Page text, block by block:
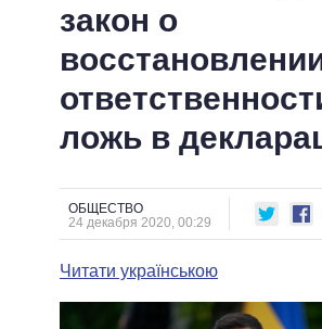
СОБЫТИЯ
СТАТЬИ
ОБЗОРЫ
ДАЙДЖЕСТЫ
ПРЕЗИДЕНТ И ОФИС
ВЕРХОВНАЯ РАДА
ГЛАВЫ ОБЛАДМИНИСТРАЦИЙ
МЭРЫ
ВСЕ ПЕРСОНЫ
ВИДЕО
СРАВНЕНИЕ
закон о
ложь в
ОБЩЕСТВО
24 декабря 2020, 00:29
Читати українською